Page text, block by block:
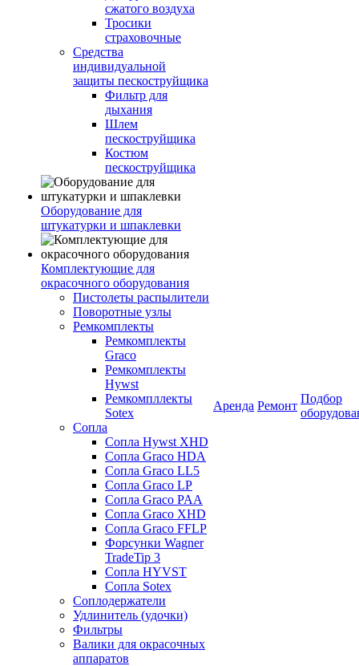
сжатого воздуха
Тросики
страховочные
Средства
индивидуальной
защиты пескоструйщика
Фильтр для
дыхания
Шлем
пескоструйщика
Костюм
пескоструйщика
Оборудование для
штукатурки и шпаклевки
Комплектующие для
окрасочного оборудования
Пистолеты распылители
Поворотные узлы
Ремкомплекты
Ремкомплекты
Graco
Ремкомплекты
Hywst
Ремкомпллекты
Sotex
Сопла
Сопла Hywst XHD
Сопла Graco HDA
Сопла Graco LL5
Сопла Graco LP
Сопла Graco PAA
Сопла Graco XHD
Сопла Graco FFLP
Форсунки Wagner
TradeTip 3
Сопла HYVST
Сопла Sotex
Соплодержатели
Удлинитель (удочки)
Фильтры
Валики для окрасочных
аппаратов
Аренда Ремонт
Подбор